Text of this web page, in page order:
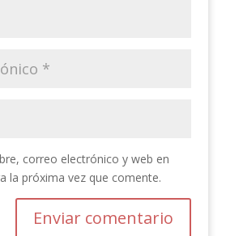
correo electrónico y web en
la próxima vez que comente.